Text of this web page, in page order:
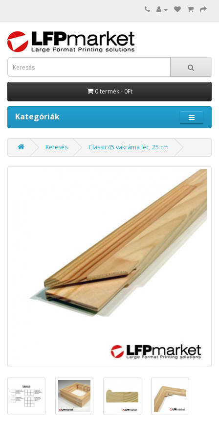
0 termék - 0Ft
Kategóriák
Keresés Classic45 vakráma léc, 25 cm